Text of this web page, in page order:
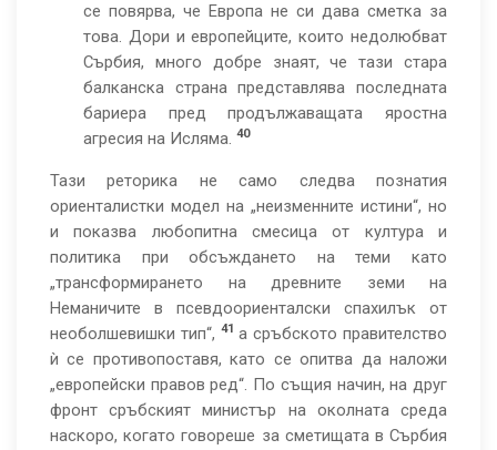
се повярва, че Европа не си дава сметка за
това. Дори и европейците, които недолюбват
Сърбия, много добре знаят, че тази стара
балканска страна представлява последната
бариера пред продължаващата яростна
агресия на Исляма. 40
Тази реторика не само следва познатия
ориенталистки модел на „неизменните истини“, но
и показва любопитна смесица от култура и
политика при обсъждането на теми като
„трансформирането на древните земи на
Неманичите в псевдоориенталски спахилък от
необолшевишки тип“, 41 а сръбското правителство
ѝ се противопоставя, като се опитва да наложи
„европейски правов ред“. По същия начин, на друг
фронт сръбският министър на околната среда
наскоро, когато говореше за сметищата в Сърбия